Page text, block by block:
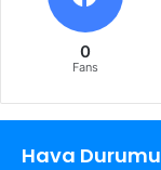
0
Fans
Hava Durumu